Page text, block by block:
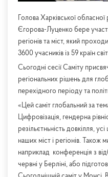
Голова Харківської
Єгорова-Луценко бере
регіонів та міст, який
3600 учасників із 59 країн
Сьогодні сесії Саміту
регіональних рішень для
перехідного періоду та
«Цей саміт глобальний за
Цифровізація, гендерна
резільєтньність довкілля,
наших міст і регіонів. Також
наприклад конференція з
червні у Берліні, або